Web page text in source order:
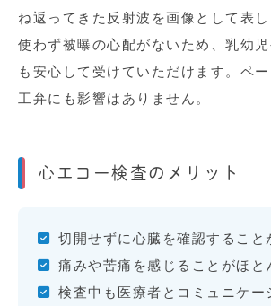
ね返ってきた反射波を画像として表
使わず被曝の心配がないため、乳幼
も安心して受けていただけます。ペ
工弁にも影響はありません。
心エコー検査のメリット
切開せずに心臓を確認すること
痛みや苦痛を感じることがほと
検査中も医療者とコミュニケー